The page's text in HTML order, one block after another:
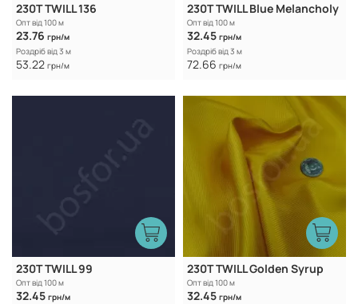
230T TWILL 136
Опт від 100 м
23.76 грн/м
Роздріб від 3 м
53.22 грн/м
230T TWILL Blue Melancholy
Опт від 100 м
32.45 грн/м
Роздріб від 3 м
72.66 грн/м
230T TWILL 99
Опт від 100 м
32.45 грн/м
230T TWILL Golden Syrup
Опт від 100 м
32.45 грн/м